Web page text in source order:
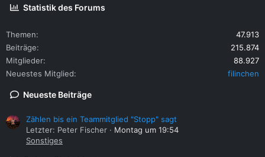
Statistik des Forums
Themen
47.913
Beiträge
215.874
Mitglieder
88.927
Neuestes Mitglied
filinchen
Neueste Beiträge
Zählen bis ein Teammitglied "Stopp" sagt
Letzter: Peter Fischer
Montag um 19:54
Sonstiges